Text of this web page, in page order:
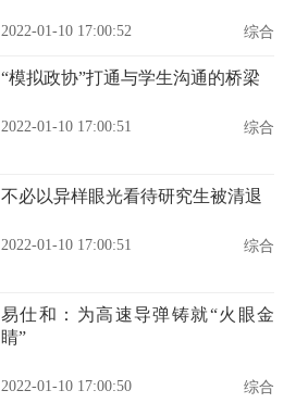
2022-01-10 17:00:52 综合
“模拟政协”打通与学生沟通的桥梁
2022-01-10 17:00:51 综合
不必以异样眼光看待研究生被清退
2022-01-10 17:00:51 综合
易仕和：为高速导弹铸就“火眼金
睛”
2022-01-10 17:00:50 综合